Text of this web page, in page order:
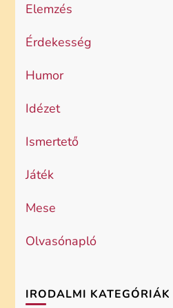
Elemzés
Érdekesség
Humor
Idézet
Ismertető
Játék
Mese
Olvasónapló
IRODALMI KATEGÓRIÁK